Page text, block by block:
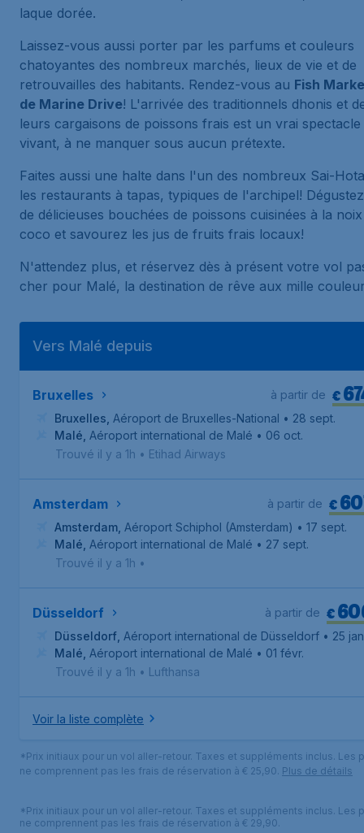
laque dorée.
Laissez-vous aussi porter par les parfums et couleurs
chatoyantes des nombreux marchés, lieux de vie et de
retrouvailles des habitants. Rendez-vous au Fish
de Marine Drive! L'arrivée des traditionnels dhonis et
leurs cargaisons de poissons frais est un vrai spectacle
vivant, à ne manquer sous aucun prétexte.
Faites aussi une halte dans l'un des nombreux Sai-
les restaurants à tapas, typiques de l'archipel!
de délicieuses bouchées de poissons cuisinées à la
coco et savourez les jus de fruits frais locaux!
N'attendez plus, et réservez dès à présent votre vol
cher pour Malé, la destination de rêve aux mille
Vers Malé depuis
Bruxelles €
à partir de
Bruxelles Aéroport de Bruxelles-National • 28 sept.
Malé Aéroport international de Malé • 06 oct.
Trouvé il y a 1h • Etihad Airways
Amsterdam €
à partir de
Amsterdam Aéroport Schiphol (Amsterdam) • 17 sept.
Malé Aéroport international de Malé • 27 sept.
Trouvé il y a 1h •
Düsseldorf €
à partir de
Düsseldorf Aéroport international de Düsseldorf • 25
Malé Aéroport international de Malé • 01 févr.
Trouvé il y a 1h • Lufthansa
Voir la liste complète
*Prix initiaux pour un vol aller-retour. Taxes et suppléments inclus. Les
ne comprennent pas les frais de réservation à € 25,90. Plus de détails
*Prix initiaux pour un vol aller-retour. Taxes et suppléments inclus. Les
ne comprennent pas les frais de réservation à € 29,90.